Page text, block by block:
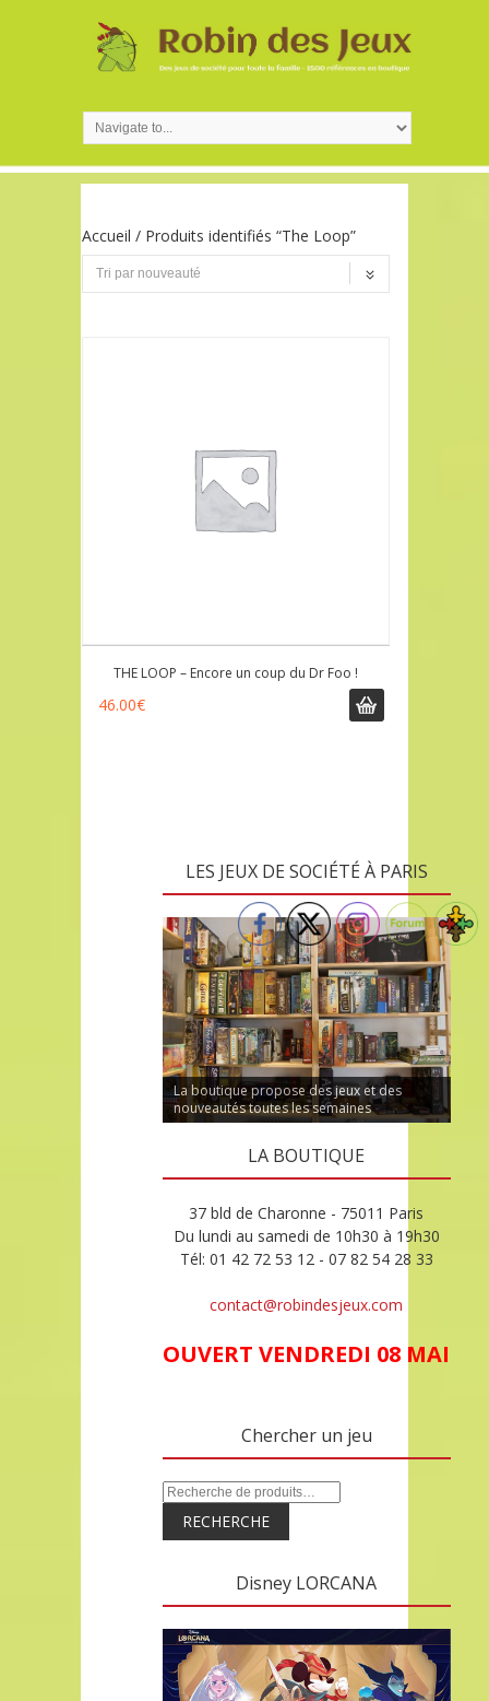
Accueil / Produits identifiés “The Loop”
THE LOOP – Encore un coup du Dr Foo !
46.00€
LES JEUX DE SOCIÉTÉ À PARIS
La boutique propose des jeux et des
nouveautés toutes les semaines
LA BOUTIQUE
37 bld de Charonne - 75011 Paris
Du lundi au samedi de 10h30 à 19h30
Tél: 01 42 72 53 12 - 07 82 54 28 33
contact@robindesjeux.com
OUVERT VENDREDI 08 MAI
Chercher un jeu
RECHERCHE
Disney LORCANA